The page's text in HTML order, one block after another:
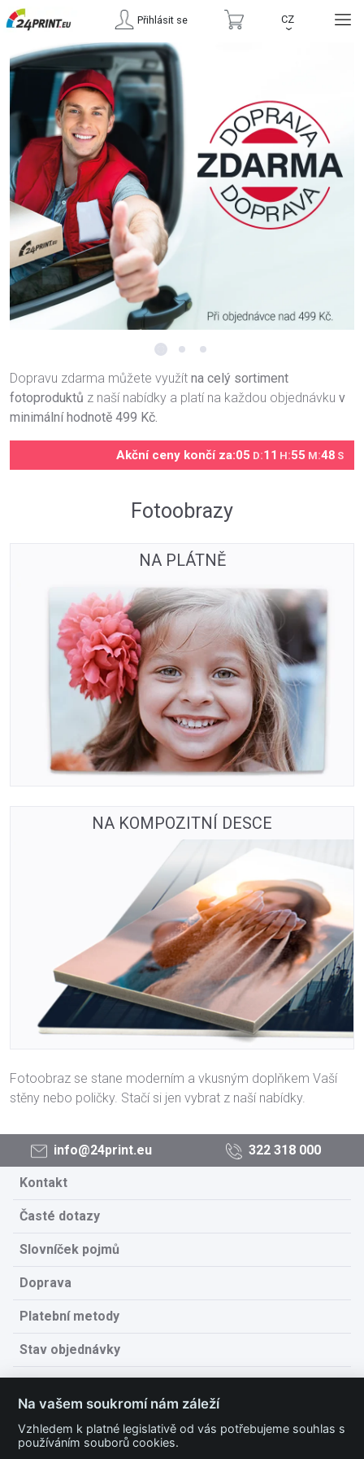
Přihlásit se CZ
›
Dopravu zdarma můžete využít na celý sortiment
fotoproduktů z naší nabídky a platí na každou objednávku v
minimální hodnotě 499 Kč.
Akční ceny končí za:05 D:11 H:55 M:48 S
Fotoobrazy
NA PLÁTNĚ
NA KOMPOZITNÍ DESCE
Fotoobraz se stane moderním a vkusným doplňkem Vaší
stěny nebo poličky. Stačí si jen vybrat z naší nabídky.
info@24print.eu 322 318 000
Kontakt
Časté dotazy
Slovníček pojmů
Doprava
Platební metody
Stav objednávky
Obchodní podmínky
Ochrana osobních údajů
Na vašem soukromí nám záleží
Vzhledem k platné legislativě od vás potřebujeme souhlas s
používáním souborů cookies.